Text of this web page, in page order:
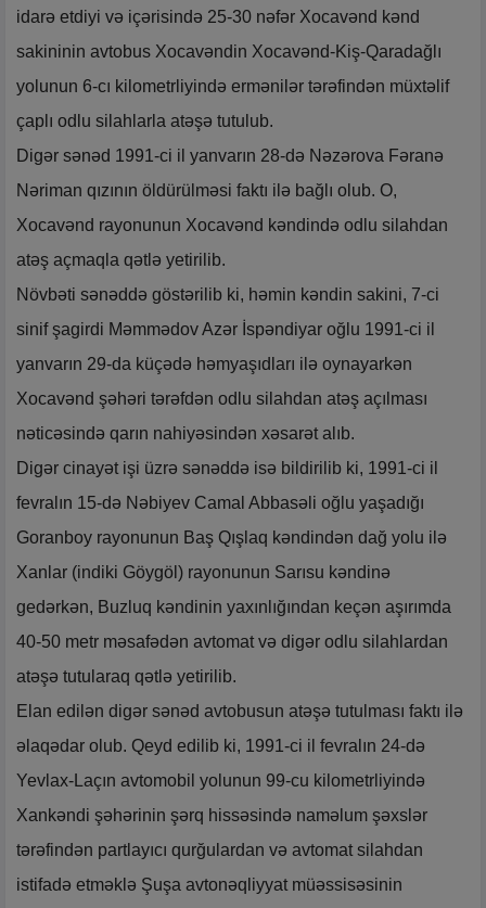
idarə etdiyi və içərisində 25-30 nəfər Xocavənd kənd
sakininin avtobus Xocavəndin Xocavənd-Kiş-Qaradağlı
yolunun 6-cı kilometrliyində ermənilər tərəfindən müxtəlif
çaplı odlu silahlarla atəşə tutulub.
Digər sənəd 1991-ci il yanvarın 28-də Nəzərova Fəranə
Nəriman qızının öldürülməsi faktı ilə bağlı olub. O,
Xocavənd rayonunun Xocavənd kəndində odlu silahdan
atəş açmaqla qətlə yetirilib.
Növbəti sənəddə göstərilib ki, həmin kəndin sakini, 7-ci
sinif şagirdi Məmmədov Azər İspəndiyar oğlu 1991-ci il
yanvarın 29-da küçədə həmyaşıdları ilə oynayarkən
Xocavənd şəhəri tərəfdən odlu silahdan atəş açılması
nəticəsində qarın nahiyəsindən xəsarət alıb.
Digər cinayət işi üzrə sənəddə isə bildirilib ki, 1991-ci il
fevralın 15-də Nəbiyev Camal Abbasəli oğlu yaşadığı
Goranboy rayonunun Baş Qışlaq kəndindən dağ yolu ilə
Xanlar (indiki Göygöl) rayonunun Sarısu kəndinə
gedərkən, Buzluq kəndinin yaxınlığından keçən aşırımda
40-50 metr məsafədən avtomat və digər odlu silahlardan
atəşə tutularaq qətlə yetirilib.
Elan edilən digər sənəd avtobusun atəşə tutulması faktı ilə
əlaqədar olub. Qeyd edilib ki, 1991-ci il fevralın 24-də
Yevlax-Laçın avtomobil yolunun 99-cu kilometrliyində
Xankəndi şəhərinin şərq hissəsində naməlum şəxslər
tərəfindən partlayıcı qurğulardan və avtomat silahdan
istifadə etməklə Şuşa avtonəqliyyat müəssisəsinin